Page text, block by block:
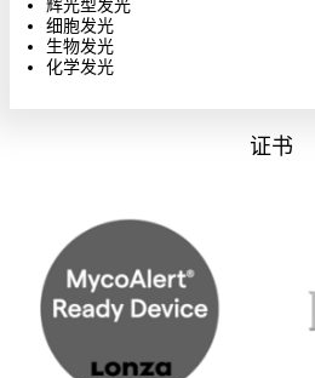
辉光型发光
细胞发光
生物发光
化学发光
证书